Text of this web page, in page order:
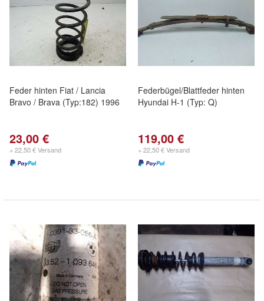
Feder hinten Fiat / Lancia
Bravo / Brava (Typ:182) 1996
23,00 €
+ 22,50 € Versand
Federbügel/Blattfeder hinten
Hyundai H-1 (Typ: Q)
119,00 €
+ 22,50 € Versand